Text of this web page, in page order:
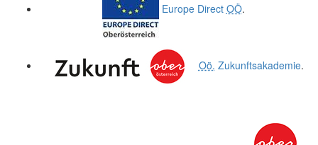
Europe Direct OÖ.
Oö. Zukunftsakademie.